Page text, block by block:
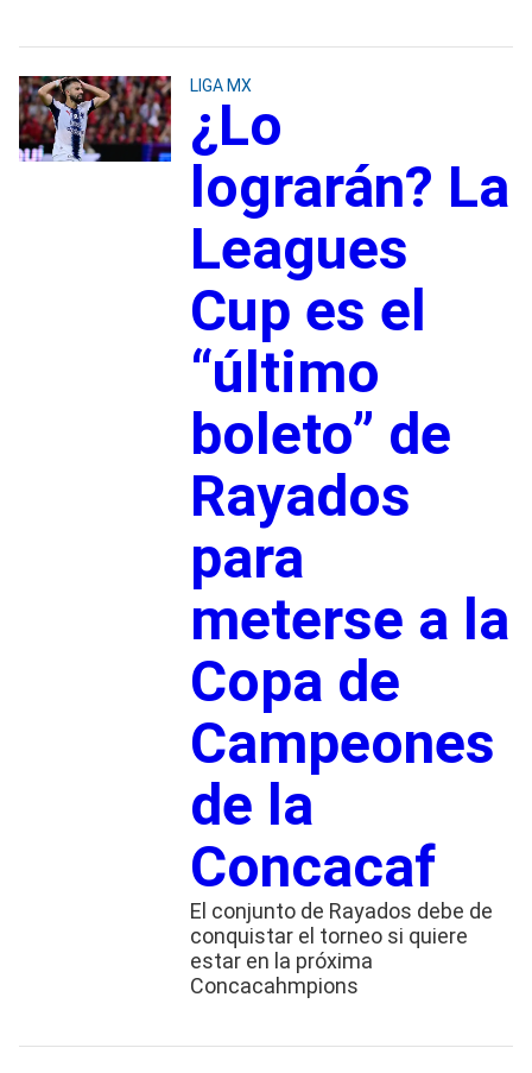
LIGA MX
¿Lo
lograrán? La
Leagues
Cup es el
“último
boleto” de
Rayados
para
meterse a la
Copa de
Campeones
de la
Concacaf
El conjunto de Rayados debe de
conquistar el torneo si quiere
estar en la próxima
Concacahmpions